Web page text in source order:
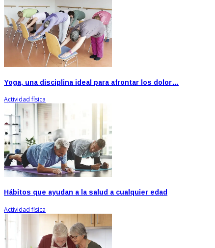
Yoga, una disciplina ideal para afrontar los dolor…
Actividad física
Hábitos que ayudan a la salud a cualquier edad
Actividad física